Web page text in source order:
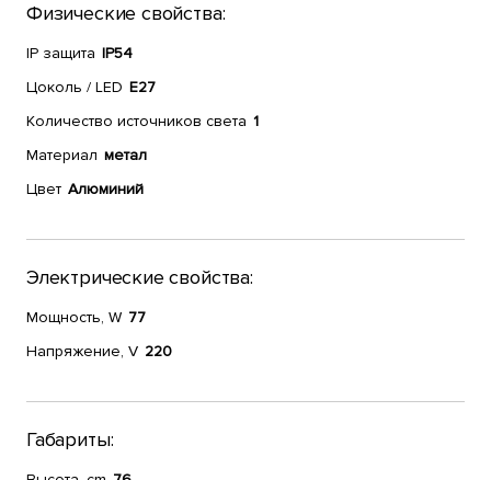
Физические свойства:
IP защита IP54
Цоколь / LED E27
Количество источников света 1
Материал метал
Цвет Алюминий
Электрические свойства:
Мощность, W 77
Напряжение, V 220
Габариты: